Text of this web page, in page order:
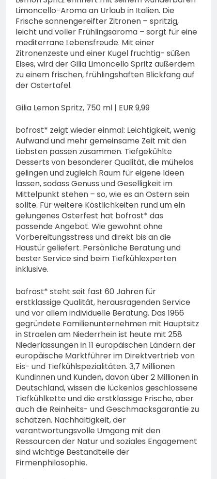
Limoncello-Aroma an Urlaub in Italien. Die
Frische sonnengereifter Zitronen – spritzig,
leicht und voller Frühlingsaroma – sorgt für eine
mediterrane Lebensfreude. Mit einer
Zitronenzeste und einer Kugel fruchtig- süßen
Eises, wird der Gilia Limoncello Spritz außerdem
zu einem frischen, frühlingshaften Blickfang auf
der Ostertafel.
Gilia Lemon Spritz, 750 ml | EUR 9,99
bofrost* zeigt wieder einmal: Leichtigkeit, wenig
Aufwand und mehr gemeinsame Zeit mit den
Liebsten passen zusammen. Tiefgekühlte
Desserts von besonderer Qualität, die mühelos
gelingen und zugleich Raum für eigene Ideen
lassen, sodass Genuss und Geselligkeit im
Mittelpunkt stehen – so, wie es an Ostern sein
sollte. Für weitere Köstlichkeiten rund um ein
gelungenes Osterfest hat bofrost* das
passende Angebot. Wie gewohnt ohne
Vorbereitungsstress und direkt bis an die
Haustür geliefert. Persönliche Beratung und
bester Service sind beim Tiefkühlexperten
inklusive.
bofrost* steht seit fast 60 Jahren für
erstklassige Qualität, herausragenden Service
und vor allem individuelle Beratung. Das 1966
gegründete Familienunternehmen mit Hauptsitz
in Straelen am Niederrhein ist heute mit 258
Niederlassungen in 11 europäischen Ländern der
europäische Marktführer im Direktvertrieb von
Eis- und Tiefkühlspezialitäten. 3,7 Millionen
Kundinnen und Kunden, davon über 2 Millionen in
Deutschland, wissen die lückenlos geschlossene
Tiefkühlkette und die erstklassige Frische, aber
auch die Reinheits- und Geschmacksgarantie zu
schätzen. Nachhaltigkeit, der
verantwortungsvolle Umgang mit den
Ressourcen der Natur und soziales Engagement
sind wichtige Bestandteile der
Firmenphilosophie.